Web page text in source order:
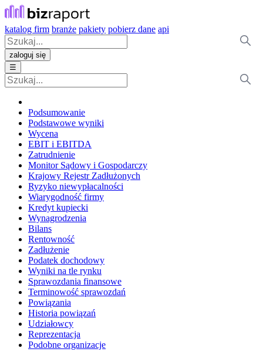
katalog firm branże pakiety pobierz dane api
zaloguj się
☰
Podsumowanie
Podstawowe wyniki
Wycena
EBIT i EBITDA
Zatrudnienie
Monitor Sądowy i Gospodarczy
Krajowy Rejestr Zadłużonych
Ryzyko niewypłacalności
Wiarygodność firmy
Kredyt kupiecki
Wynagrodzenia
Bilans
Rentowność
Zadłużenie
Podatek dochodowy
Wyniki na tle rynku
Sprawozdania finansowe
Terminowość sprawozdań
Powiązania
Historia powiązań
Udziałowcy
Reprezentacja
Podobne organizacje